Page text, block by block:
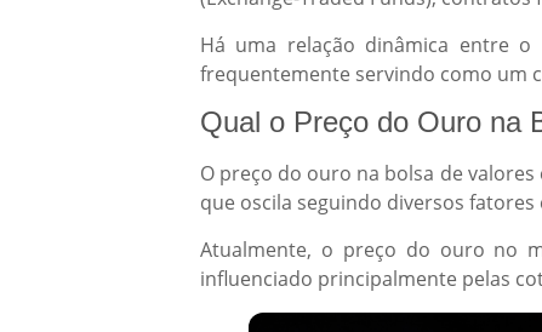
Há uma relação dinâmica entre
frequentemente servindo como um
Qual o Preço do Ouro na
O preço do ouro na bolsa de
que oscila seguindo diversos
Atualmente, o preço do ouro no
influenciado principalmente pelas